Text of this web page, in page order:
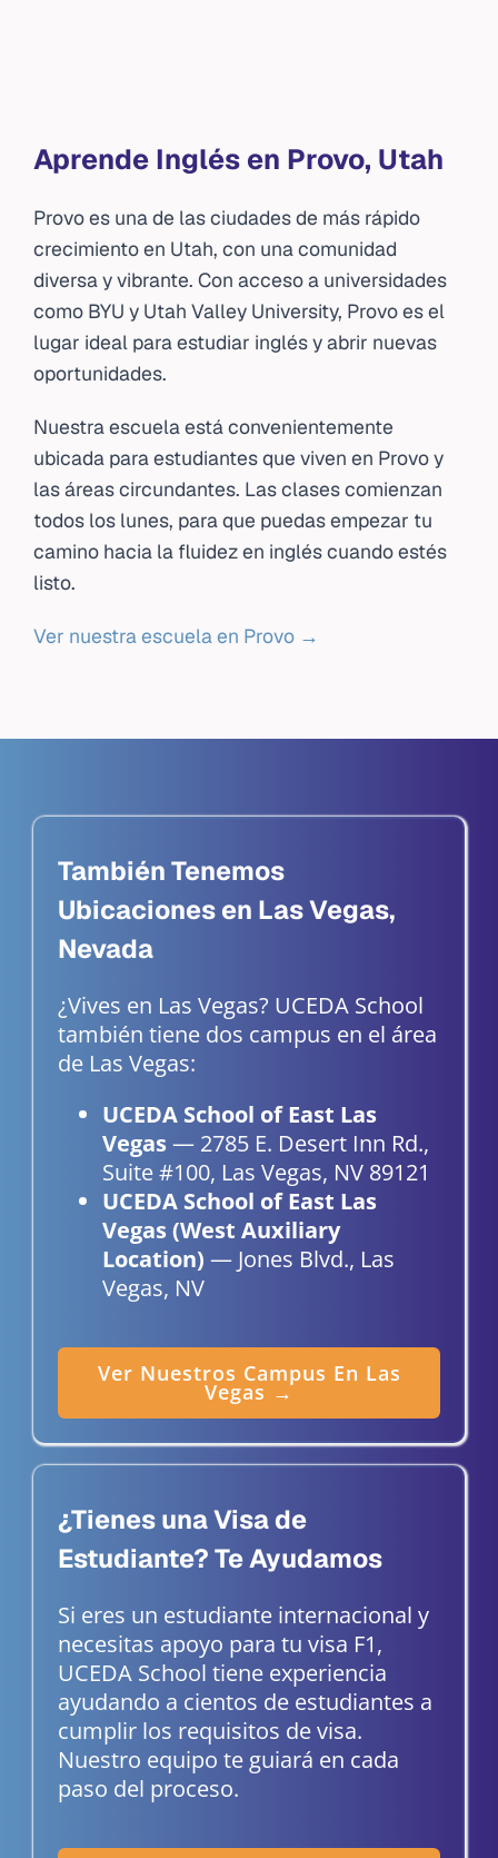
Aprende Inglés en Provo, Utah
Provo es una de las ciudades de más rápido
crecimiento en Utah, con una comunidad
diversa y vibrante. Con acceso a universidades
como BYU y Utah Valley University, Provo es el
lugar ideal para estudiar inglés y abrir nuevas
oportunidades.
Nuestra escuela está convenientemente
ubicada para estudiantes que viven en Provo y
las áreas circundantes. Las clases comienzan
todos los lunes, para que puedas empezar tu
camino hacia la fluidez en inglés cuando estés
listo.
Ver nuestra escuela en Provo →
También Tenemos
Ubicaciones en Las Vegas,
Nevada
¿Vives en Las Vegas? UCEDA School
también tiene dos campus en el área
de Las Vegas:
UCEDA School of East Las
Vegas— 2785 E. Desert Inn Rd.,
Suite #100, Las Vegas, NV 89121
UCEDA School of East Las
Vegas (West Auxiliary
Location) — Jones Blvd., Las
Vegas, NV
Ver Nuestros Campus En Las
Vegas →
¿Tienes una Visa de
Estudiante? Te Ayudamos
Si eres un estudiante internacional y
necesitas apoyo para tu visa F1,
UCEDA School tiene experiencia
ayudando a cientos de estudiantes a
cumplir los requisitos de visa.
Nuestro equipo te guiará en cada
paso del proceso.